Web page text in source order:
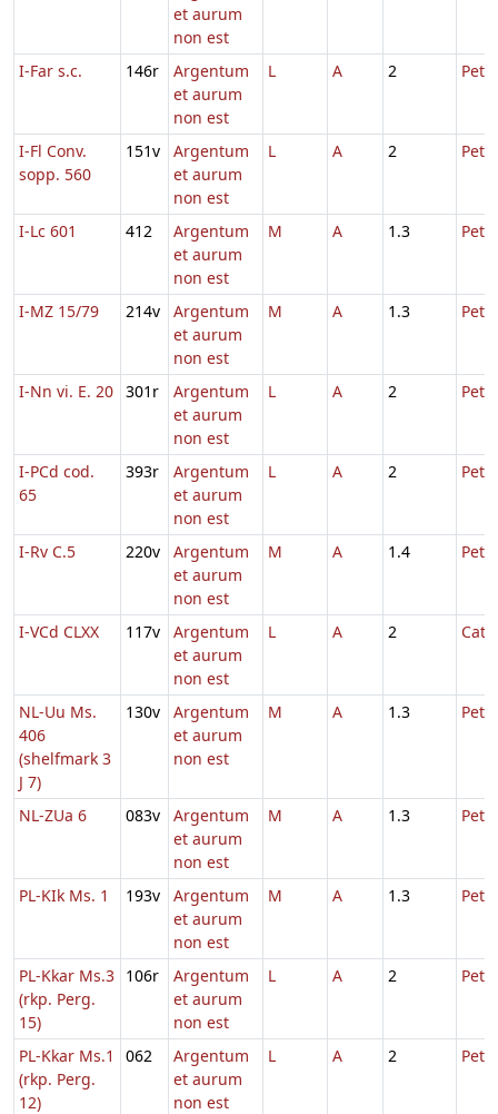
et aurum
non est
I-Far s.c. 146r
Argentum
et aurum
non est
L A 2 Petri
I-Fl Conv.
sopp. 560
151v
Argentum
et aurum
non est
L A 2 Petri
I-Lc 601 412
Argentum
et aurum
non est
M A 1.3 Petri
I-MZ 15/79 214v
Argentum
et aurum
non est
M A 1.3 Petri
I-Nn vi. E. 20 301r
Argentum
et aurum
non est
L A 2
I-PCd cod.
65
393r
Argentum
et aurum
non est
L A 2 Petri
I-Rv C.5 220v
Argentum
et aurum
non est
M A 1.4 Petri
I-VCd CLXX 117v
Argentum
et aurum
non est
L A 2
NL-Uu Ms.
406
(shelfmark 3
J 7)
130v
Argentum
et aurum
non est
M A 1.3 Petri
NL-ZUa 6 083v
Argentum
et aurum
non est
M A 1.3 Petri
PL-KIk Ms. 1 193v
Argentum
et aurum
non est
M A 1.3
PL-Kkar Ms.3
(rkp. Perg.
15)
106r
Argentum
et aurum
non est
L A 2
PL-Kkar Ms.1
(rkp. Perg.
12)
062
Argentum
et aurum
non est
L A 2